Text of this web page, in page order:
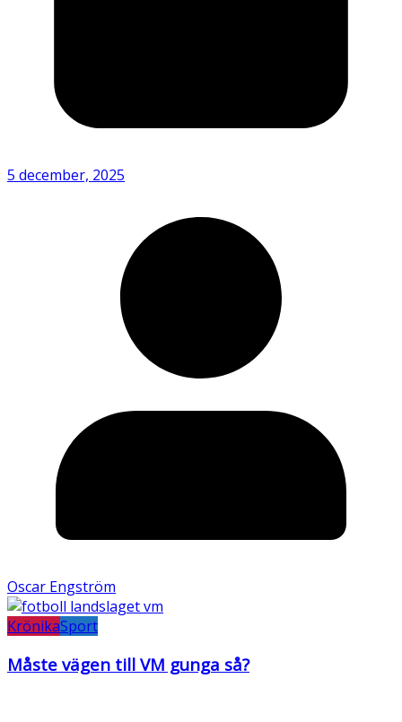
5 december, 2025
Oscar Engström
KrönikaSport
Måste vägen till VM gunga så?